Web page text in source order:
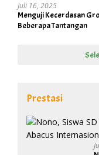
Juli 16, 2025
Menguji Kecerdasan
Beberapa Tantangan
Prestasi